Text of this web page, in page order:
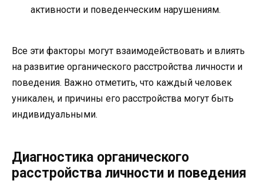
активности и поведенческим нарушениям.
Все эти факторы могут взаимодействовать и влиять
на развитие органического расстройства личности и
поведения. Важно отметить, что каждый человек
уникален, и причины его расстройства могут быть
индивидуальными.
Диагностика органического
расстройства личности и поведения